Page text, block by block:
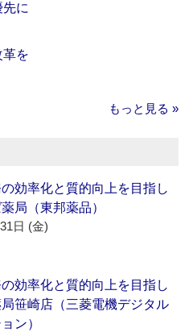
に
革を
もっと見る »
の効率化と質的向上を目指し
局（東邦薬品）
日 (金)
の効率化と質的向上を目指し
笹崎店（三菱電機デジタル
ン）